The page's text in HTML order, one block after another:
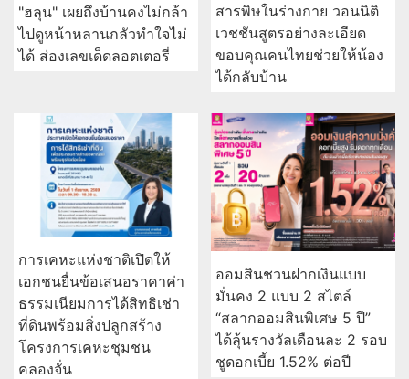
"ฮลุน" เผยถึงบ้านคงไม่กล้า
ไปดูหน้าหลานกลัวทำใจไม่
ได้ ส่องเลขเด็ดลอตเตอรี่
สารพิษในร่างกาย วอนนิติ
เวชชันสูตรอย่างละเอียด
ขอบคุณคนไทยช่วยให้น้อง
ได้กลับบ้าน
การเคหะแห่งชาติเปิดให้
เอกชนยื่นข้อเสนอราคาค่า
ธรรมเนียมการได้สิทธิเช่า
ที่ดินพร้อมสิ่งปลูกสร้าง
โครงการเคหะชุมชน
คลองจั่น
ออมสินชวนฝากเงินแบบ
มั่นคง 2 แบบ 2 สไตล์
“สลากออมสินพิเศษ 5 ปี”
ได้ลุ้นรางวัลเดือนละ 2 รอบ
ชูดอกเบี้ย 1.52% ต่อปี